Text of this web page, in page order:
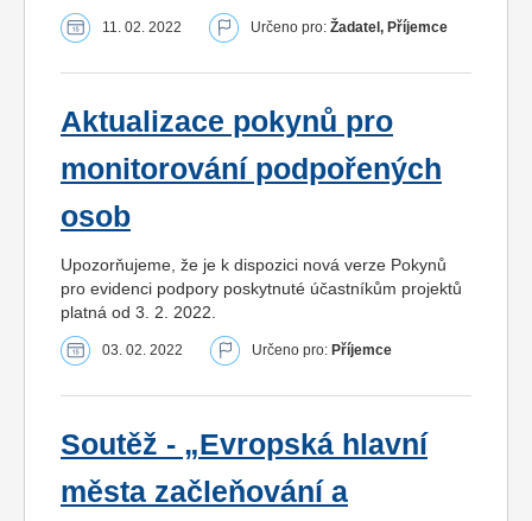
11. 02. 2022 Určeno pro: Žadatel, Příjemce
Aktualizace pokynů pro
monitorování podpořených
osob
Upozorňujeme, že je k dispozici nová verze Pokynů
pro evidenci podpory poskytnuté účastníkům projektů
platná od 3. 2. 2022.
03. 02. 2022 Určeno pro: Příjemce
Soutěž - „Evropská hlavní
města začleňování a